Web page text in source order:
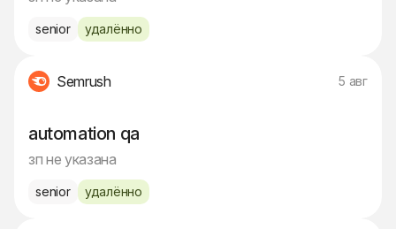
senior удалённо
Semrush 5 авг
automation qa
зп не указана
senior удалённо